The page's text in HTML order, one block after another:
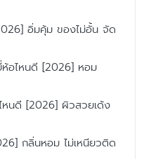
อิ่มคุ้ม ของไม่อั้น จัด
ห้อไหนดี [2026] หอม
หนดี [2026] ผิวสวยเด้ง
กลิ่นหอม ไม่เหนียวติด